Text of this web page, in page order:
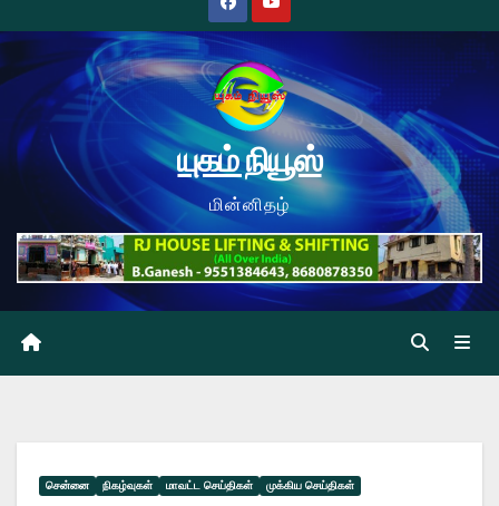
யுகம் நியூஸ்
மின்னிதழ்
சென்னை நிகழ்வுகள் மாவட்ட செய்திகள் முக்கிய செய்திகள்